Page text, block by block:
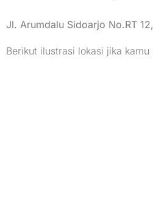
Jl. Arumdalu Sidoarjo No.RT
Berikut ilustrasi lokasi jika